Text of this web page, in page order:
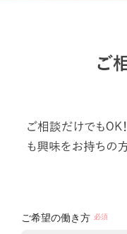
ご希望の働き方